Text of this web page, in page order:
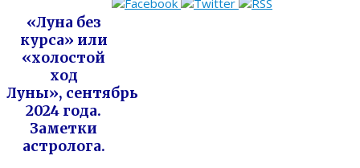
«Луна без
курса» или
«холостой
ход
Луны», сентябрь
2024 года.
Заметки
астролога.